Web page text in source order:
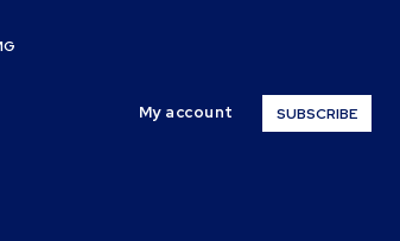
My account SUBSCRIBE